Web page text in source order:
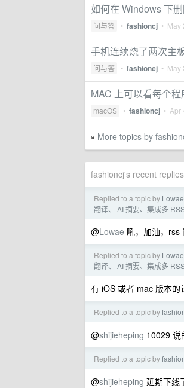
如何在 Windows 下
问与答 • fashioncj • May
手机连续烧了两次主
问与答 • fashioncj • May
MAC 上可以看每个程
macOS • fashioncj • Apr
» More topics by
fashioncj's recent replies
Replied to a topic by Lowae
翻译、 AI 摘要、集成多
@Lowae 吼，加油，rss
Replied to a topic by Lowae
翻译、 AI 摘要、集成多
有 iOS 或者 mac 版本的
Replied to a topic by
@shijieheping 10029 说
Replied to a topic by
@shijieheping 延期下线